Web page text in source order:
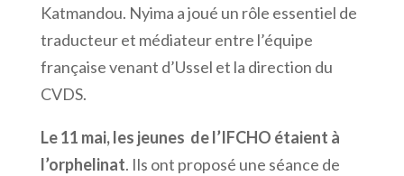
Katmandou. Nyima a joué un rôle essentiel de
traducteur et médiateur entre l’équipe
française venant d’Ussel et la direction du
CVDS.
Le 11 mai, les jeunes de l’IFCHO étaient à
l’orphelinat. Ils ont proposé une séance de